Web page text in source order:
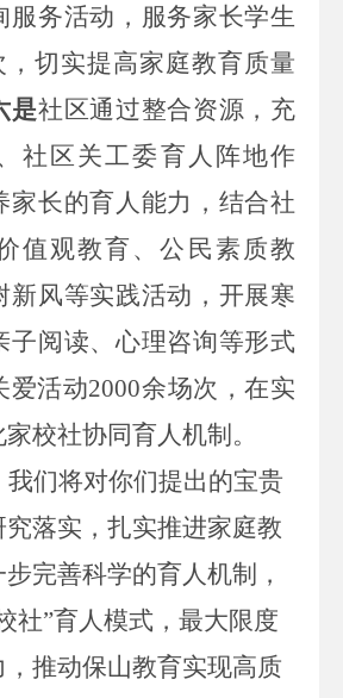
服务活动，服务家长学生
，切实提高家庭教育质量
是社区通过整合资源，充
社区关工委育人阵地作
家长的育人能力，结合社
值观教育、公民素质教
新风等实践活动，开展寒
子阅读、心理咨询等形式
爱活动2000余场次 ，在实
校社协同育人机制。
我们将对你们提出的宝贵
落实，扎实推进家庭教
完善科学的育人机制，
社”育人模式，最大限度
推动保山教育实现高质